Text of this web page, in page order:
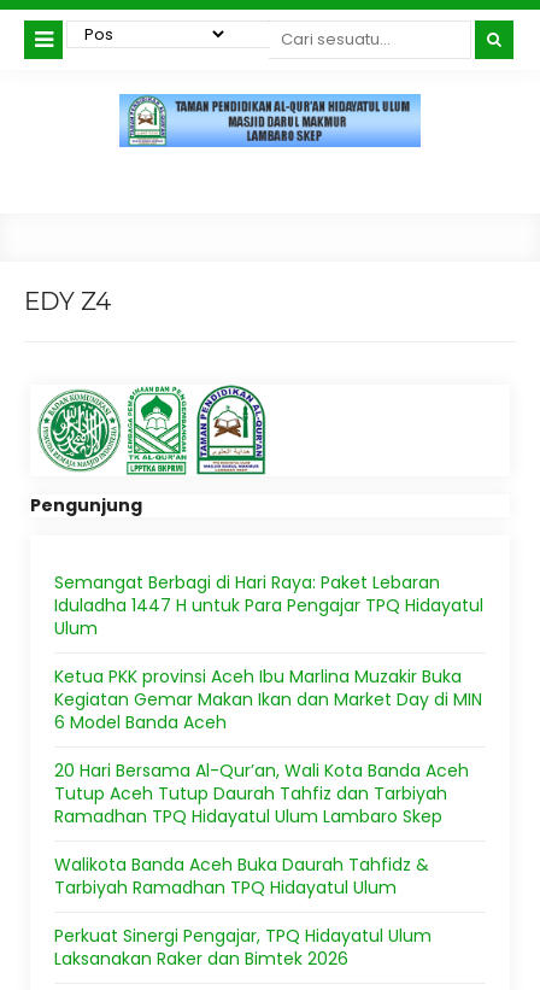
EDY Z4
Pengunjung
Semangat Berbagi di Hari Raya: Paket Lebaran
Iduladha 1447 H untuk Para Pengajar TPQ Hidayatul
Ulum
Ketua PKK provinsi Aceh Ibu Marlina Muzakir Buka
Kegiatan Gemar Makan Ikan dan Market Day di MIN
6 Model Banda Aceh
20 Hari Bersama Al-Qur’an, Wali Kota Banda Aceh
Tutup Aceh Tutup Daurah Tahfiz dan Tarbiyah
Ramadhan TPQ Hidayatul Ulum Lambaro Skep
Walikota Banda Aceh Buka Daurah Tahfidz &
Tarbiyah Ramadhan TPQ Hidayatul Ulum
Perkuat Sinergi Pengajar, TPQ Hidayatul Ulum
Laksanakan Raker dan Bimtek 2026